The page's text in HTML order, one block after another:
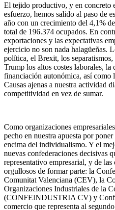
El tejido productivo, y en concreto
esfuerzo, hemos salido al paso de
año con un crecimiento del 4,1%
total de 196.374 ocupados. En
exportaciones y las expectativas
ejercicio no son nada halagüeñas.
política, el Brexit, los
Trump los altos costes laborales, la
financiación autonómica, así como
Causas ajenas a nuestra actividad
competitividad en vez de sumar.
Como organizaciones
pecho en nuestra apuesta por
encima del individualismo. Y el
nuevas confederaciones decisivas
representativo empresarial, y de las
orgullosos de formar parte: la
Comunitat Valenciana (CEV), la
Organizaciones Industriales de la
(CONFEINDUSTRIA CV) y
comercio que representa al